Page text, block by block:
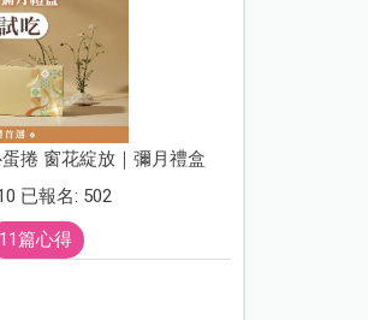
蛋捲 窗花綻放｜彌月禮盒
已報名: 502
11篇心得